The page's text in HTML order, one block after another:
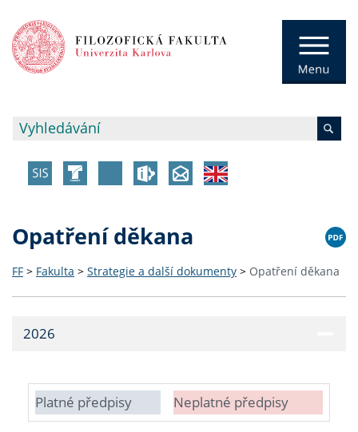
Opatření děkana
FF > Fakulta > Strategie a další dokumenty > Opatření děkana
2026
Platné předpisy Neplatné předpisy